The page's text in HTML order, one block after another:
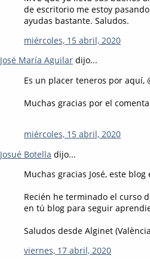
de escritorio me estoy
ayudas bastante. Saludos.
miércoles, 15 abril, 2020
José María Aguilar dijo...
Es un placer teneros por aquí,
Muchas gracias por el
miércoles, 15 abril, 2020
Josué Botella dijo...
Muchas gracias José, este
Recién he terminado el curso
en tú blog para seguir
Saludos desde Alginet
viernes, 17 abril, 2020